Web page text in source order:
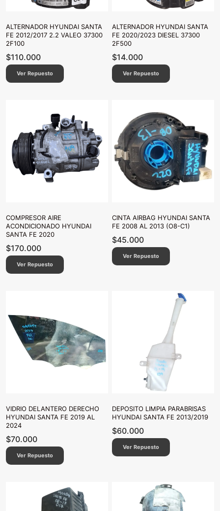
ALTERNADOR HYUNDAI SANTA
FE 2012/2017 2.2 VALEO 37300
2F100
$110.000
Ver Repuesto
ALTERNADOR HYUNDAI SANTA
FE 2020/2023 DIESEL 37300
2F500
$14.000
Ver Repuesto
COMPRESOR AIRE
ACONDICIONADO HYUNDAI
SANTA FE 2020
$170.000
Ver Repuesto
CINTA AIRBAG HYUNDAI SANTA
FE 2008 AL 2013 (O8-C1)
$45.000
Ver Repuesto
VIDRIO DELANTERO DERECHO
HYUNDAI SANTA FE 2019 AL
2024
$70.000
Ver Repuesto
DEPOSITO LIMPIA PARABRISAS
HYUNDAI SANTA FE 2013/2019
$60.000
Ver Repuesto